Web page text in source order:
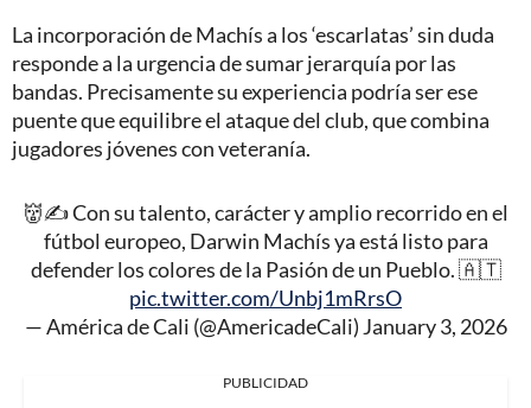
La incorporación de Machís a los ‘escarlatas’ sin duda
responde a la urgencia de sumar jerarquía por las
bandas. Precisamente su experiencia podría ser ese
puente que equilibre el ataque del club, que combina
jugadores jóvenes con veteranía.
👹✍️ Con su talento, carácter y amplio recorrido en el
fútbol europeo, Darwin Machís ya está listo para
defender los colores de la Pasión de un Pueblo. 🇦🇹
pic.twitter.com/Unbj1mRrsO
— América de Cali (@AmericadeCali) January 3, 2026
PUBLICIDAD